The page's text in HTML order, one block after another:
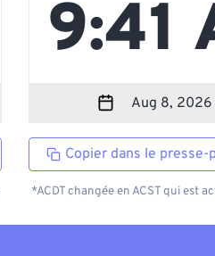
Copier dans le presse-
*ACDT changée en ACST qui est